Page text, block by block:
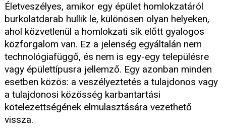
Életveszélyes, amikor egy épület homlokzatáról
burkolatdarab hullik le, különösen olyan helyeken,
ahol közvetlenül a homlokzati sík előtt gyalogos
közforgalom van. Ez a jelenség egyáltalán nem
technológiafüggő, és nem is egy-egy településre
vagy épülettípusra jellemző. Egy azonban minden
esetben közös: a veszélyeztetés a tulajdonos vagy
a tulajdonosi közösség karbantartási
kötelezettségének elmulasztására vezethető
vissza.